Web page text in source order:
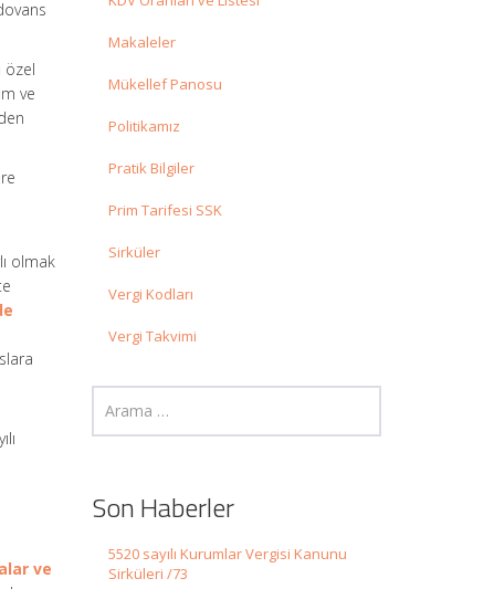
özel
ve
olmak
ve
Makaleler
Mükellef Panosu
Politikamız
Pratik Bilgiler
Prim Tarifesi SSK
Sirküler
Vergi Kodları
Vergi Takvimi
Son Haberler
5520 sayılı Kurumlar Vergisi Kanunu
Sirküleri /73